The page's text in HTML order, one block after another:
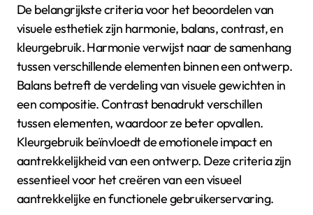
De belangrijkste criteria voor het beoordelen van
visuele esthetiek zijn harmonie, balans, contrast, en
kleurgebruik. Harmonie verwijst naar de samenhang
tussen verschillende elementen binnen een ontwerp.
Balans betreft de verdeling van visuele gewichten in
een compositie. Contrast benadrukt verschillen
tussen elementen, waardoor ze beter opvallen.
Kleurgebruik beïnvloedt de emotionele impact en
aantrekkelijkheid van een ontwerp. Deze criteria zijn
essentieel voor het creëren van een visueel
aantrekkelijke en functionele gebruikerservaring.